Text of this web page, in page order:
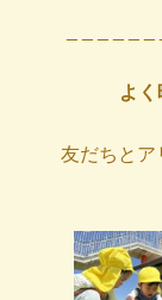
よ
友だちとア